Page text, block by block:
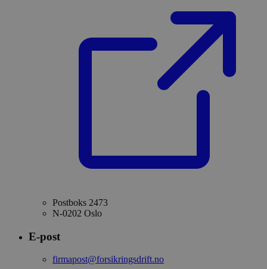
Postboks 2473
N-0202 Oslo
E-post
firmapost@forsikringsdrift.no